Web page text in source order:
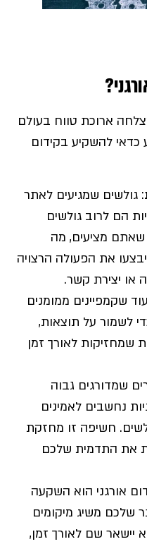
ארוכת טווח בעולם
כדאי להשקיע בקידום
: גולשים שמגיעים לאתר
הם לרוב גולשים
מציעים, מה
את הפעולה הרצויה
או יצירת קשר.
שקמפיינים ממומנים
לשמור על תוצאות,
שמחזיקות לאורך זמן
שמדורגים גבוה
נחשבים לאמינים
חשיפה זו מחזקת
את התדמית שלכם
אורגני הוא השקעה
שלכם משיג מיקומים
יישאר שם לאורך זמן,